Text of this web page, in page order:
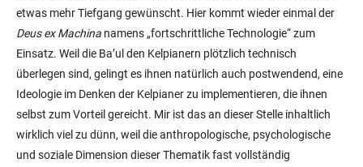
etwas mehr Tiefgang gewünscht. Hier kommt wieder einmal der
Deus ex Machina namens „fortschrittliche Technologie“ zum
Einsatz. Weil die Ba’ul den Kelpianern plötzlich technisch
überlegen sind, gelingt es ihnen natürlich auch postwendend, eine
Ideologie im Denken der Kelpianer zu implementieren, die ihnen
selbst zum Vorteil gereicht. Mir ist das an dieser Stelle inhaltlich
wirklich viel zu dünn, weil die anthropologische, psychologische
und soziale Dimension dieser Thematik fast vollständig